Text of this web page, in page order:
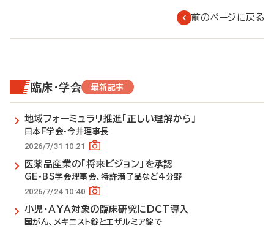
前のページに戻る
臨床・学会 最新記事
地域フォーミュラリ推進「正しい理解から」
日本F学会・今井理事長
2026/7/31 10:21
医薬品産業の「将来ビジョン」を承認
GE・BS学会理事会、特許満了品など4分野
2026/7/24 10:40
小児・AYA対象の臨床研究にDCT導入
国がん、メキニスト錠とエザルミア錠で